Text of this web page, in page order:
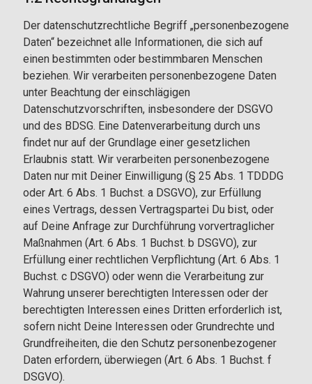
Der datenschutzrechtliche Begriff „personenbezogene
Daten“ bezeichnet alle Informationen, die sich auf
einen bestimmten oder bestimmbaren Menschen
beziehen. Wir verarbeiten personenbezogene Daten
unter Beachtung der einschlägigen
Datenschutzvorschriften, insbesondere der DSGVO
und des BDSG. Eine Datenverarbeitung durch uns
findet nur auf der Grundlage einer gesetzlichen
Erlaubnis statt. Wir verarbeiten personenbezogene
Daten nur mit Deiner Einwilligung (§ 25 Abs. 1 TDDDG
oder Art. 6 Abs. 1 Buchst. a DSGVO), zur Erfüllung
eines Vertrags, dessen Vertragspartei Du bist, oder
auf Deine Anfrage zur Durchführung vorvertraglicher
Maßnahmen (Art. 6 Abs. 1 Buchst. b DSGVO), zur
Erfüllung einer rechtlichen Verpflichtung (Art. 6 Abs. 1
Buchst. c DSGVO) oder wenn die Verarbeitung zur
Wahrung unserer berechtigten Interessen oder der
berechtigten Interessen eines Dritten erforderlich ist,
sofern nicht Deine Interessen oder Grundrechte und
Grundfreiheiten, die den Schutz personenbezogener
Daten erfordern, überwiegen (Art. 6 Abs. 1 Buchst. f
DSGVO).